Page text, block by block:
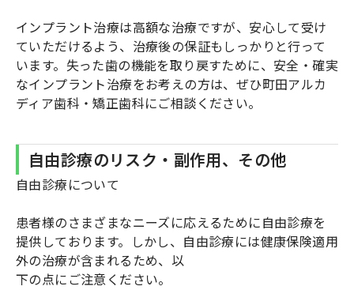
インプラント治療は高額な治療ですが、安心して受け
ていただけるよう、治療後の保証もしっかりと行って
います。失った歯の機能を取り戻すために、安全・確実
なインプラント治療をお考えの方は、ぜひ町田アルカ
ディア歯科・矯正歯科にご相談ください。
自由診療のリスク・副作用、その他
自由診療について
患者様のさまざまなニーズに応えるために自由診療を
提供しております。しかし、自由診療には健康保険適用
外の治療が含まれるため、以
下の点にご注意ください。